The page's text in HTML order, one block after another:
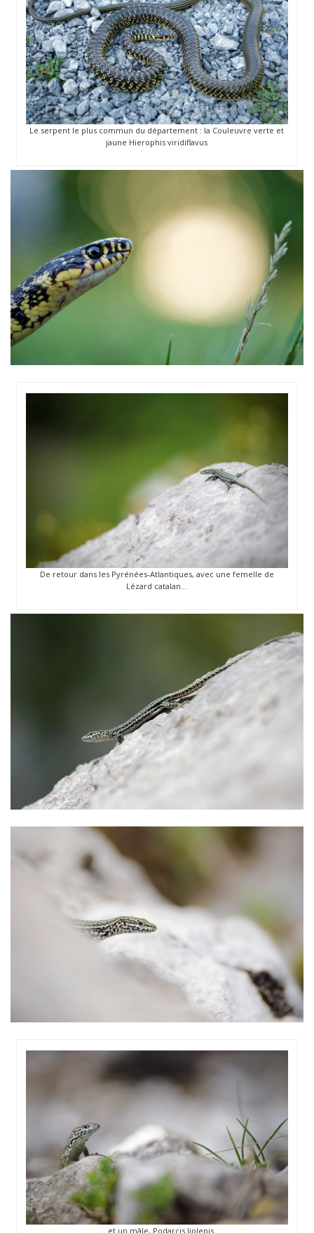
Le serpent le plus commun du département : la Couleuvre verte et
jaune Hierophis viridiflavus
De retour dans les Pyrénées-Atlantiques, avec une femelle de
Lézard catalan…
… et un mâle, Podarcis liolepis